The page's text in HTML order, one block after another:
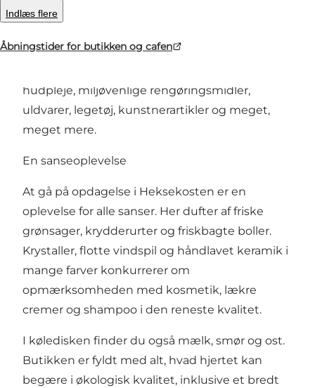
Indlæs flere
Åbningstider for butikken og cafen
Heksekosten. Her finder du kun varer, der
herlige krydderier i løs vægt, sækkevis med
hudpleje, miljøvenlige rengøringsmidler,
uldvarer, legetøj, kunstnerartikler og meget,
meget mere.
En sanseoplevelse
At gå på opdagelse i Heksekosten er en
oplevelse for alle sanser. Her dufter af friske
grønsager, krydderurter og friskbagte boller.
Krystaller, flotte vindspil og håndlavet keramik i
mange farver konkurrerer om
opmærksomheden med kosmetik, lækre
cremer og shampoo i den reneste kvalitet.
I køledisken finder du også mælk, smør og ost.
Butikken er fyldt med alt, hvad hjertet kan
begære i økologisk kvalitet, inklusive et bredt